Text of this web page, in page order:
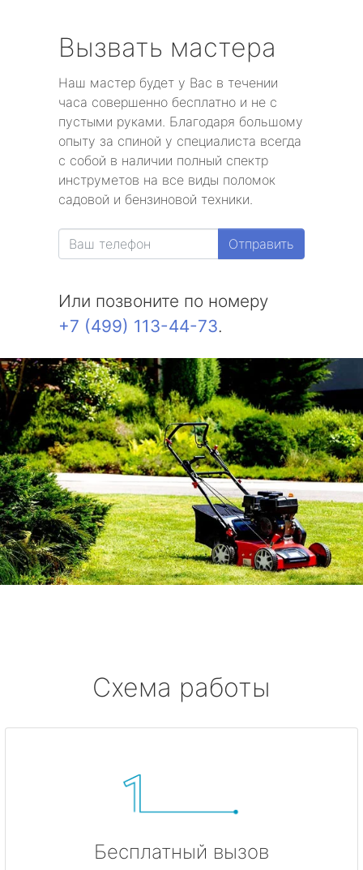
Вызвать мастера
Наш мастер будет у Вас в течении
часа совершенно бесплатно и не с
пустыми руками. Благодаря большому
опыту за спиной у специалиста всегда
с собой в наличии полный спектр
инструметов на все виды поломок
садовой и бензиновой техники.
Отправить
Или позвоните по номеру
+7 (499) 113-44-73.
Схема работы
Бесплатный вызов